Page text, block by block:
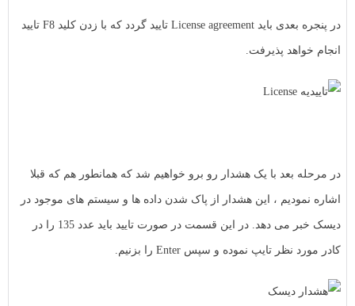
در پنجره بعدی باید License agreement تایید گردد که با زدن کلید F8 تایید
انجام خواهد پذیرفت.
در مرحله بعد با یک هشدار رو برو خواهیم شد که همانطور هم که قبلا
اشاره نمودیم ، این هشدار از پاک شدن داده ها و سیستم های موجود در
دیسک خبر می دهد. در این قسمت در صورت تایید باید عدد 135 را در
کادر مورد نظر تایپ نموده و سپس Enter را بزنیم.